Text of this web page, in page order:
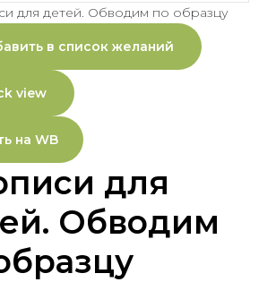
в список желаний
view
на WB
для
Обводим